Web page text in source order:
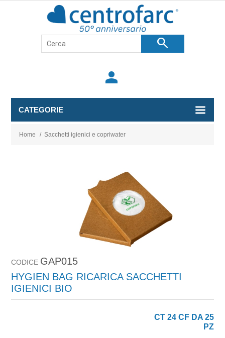
search
person
CATEGORIE
Home / Sacchetti igienici e copriwater
CODICE GAP015
HYGIEN BAG RICARICA SACCHETTI
IGIENICI BIO
CT 24 CF DA 25
PZ